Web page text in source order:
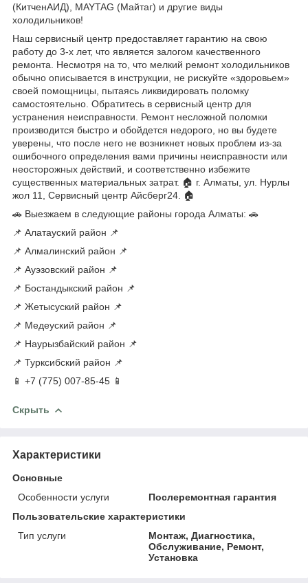
(КитченАИД), MAYTAG (Майтаг) и другие виды
холодильников!
Наш сервисный центр предоставляет гарантию на свою
работу до 3-х лет, что является залогом качественного
ремонта. Несмотря на то, что мелкий ремонт холодильников
обычно описывается в инструкции, не рискуйте «здоровьем»
своей помощницы, пытаясь ликвидировать поломку
самостоятельно. Обратитесь в сервисный центр для
устранения неисправности. Ремонт несложной поломки
производится быстро и обойдется недорого, но вы будете
уверены, что после него не возникнет новых проблем из-за
ошибочного определения вами причины неисправности или
неосторожных действий, и соответственно избежите
существенных материальных затрат. 🏠 г. Алматы, ул. Нурлы
жол 11, Сервисный центр Айсберг24. 🏠
🚗 Выезжаем в следующие районы города Алматы: 🚗
📌 Алатауский район 📌
📌 Алмалинский район 📌
📌 Ауэзовский район 📌
📌 Бостандыкский район 📌
📌 Жетысуский район 📌
📌 Медеуский район 📌
📌 Наурызбайский район 📌
📌 Турксибский район 📌
📱 +7 (775) 007-85-45 📱
Скрыть
Характеристики
Основные
Особенности услуги
Послеремонтная гарантия
Пользовательские характеристики
Тип услуги
Монтаж, Диагностика,
Обслуживание, Ремонт,
Установка